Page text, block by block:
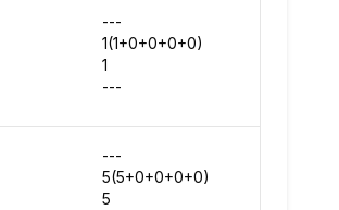
---
1(1+0+0+0+0)
1
---
---
5(5+0+0+0+0)
5